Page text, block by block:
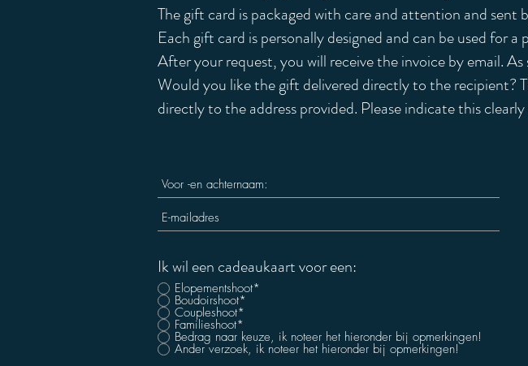
The gift card is packaged with care and attention and
Each gift card is personally designed and can be used for
After your request, you will receive the invoice by email.
Would you like the gift delivered directly to the recipient?
directly to the address provided. Please indicate this
Ik wil een cadeaukaart voor een:
Elopementshoot*
Boudoirshoot*
Coupleshoot*
Familieshoot*
Bedrag naar keuze, ik noteer het hieronder bij opmerkingen!
Ander verzoek, ik noteer het hieronder bij opmerkingen!